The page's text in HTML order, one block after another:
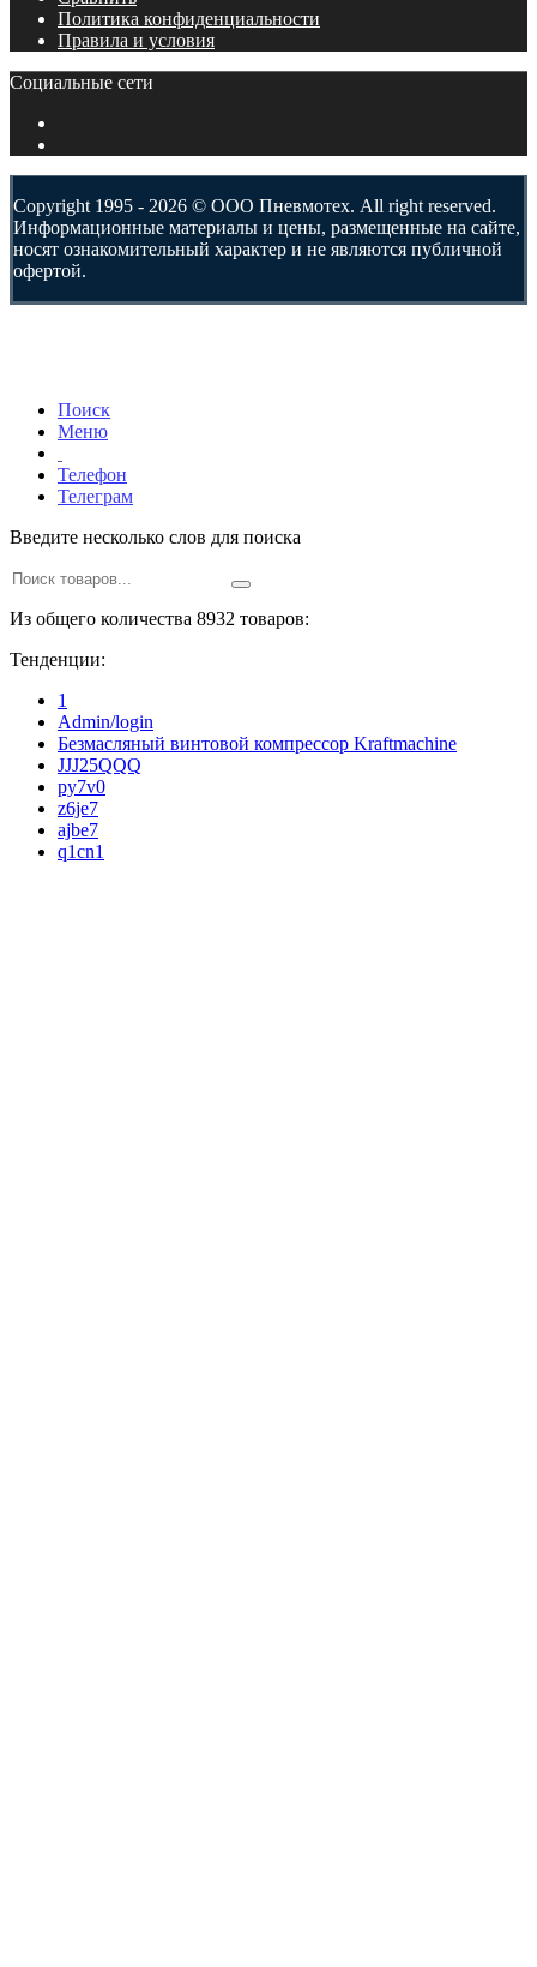
Политика конфиденциальности
Правила и условия
Социальные сети
Copyright 1995 - 2026 © ООО Пневмотех. All right reserved.
Информационные материалы и цены, размещенные на сайте,
носят ознакомительный характер и не являются публичной
офертой.
Поиск
Меню
Телефон
Телеграм
Введите несколько слов для поиска
Из общего количества 8932 товаров:
Тенденции:
1
Admin/login
Безмасляный винтовой компрессор Kraftmaсhine
JJJ25QQQ
py7v0
z6je7
ajbe7
q1cn1